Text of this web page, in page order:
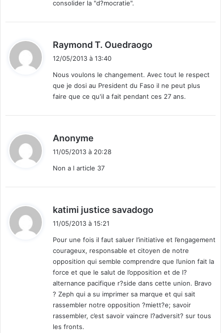
consolider la "d?mocratie".
Raymond T. Ouedraogo
:
12/05/2013 à 13:40
Nous voulons le changement. Avec tout le respect
que je dosi au President du Faso il ne peut plus
faire que ce qu'il a fait pendant ces 27 ans.
Anonyme
i
11/05/2013 à 20:28
Non a l article 37
katimi justice savadogo
:
11/05/2013 à 15:21
Pour une fois il faut saluer l’initiative et l’engagement
courageux, responsable et citoyen de notre
opposition qui semble comprendre que l’union fait la
force et que le salut de l’opposition et de l?
alternance pacifique r?side dans cette union. Bravo
? Zeph qui a su imprimer sa marque et qui sait
rassembler notre opposition ?miett?e; savoir
rassembler, c’est savoir vaincre l?adversit? sur tous
les fronts.